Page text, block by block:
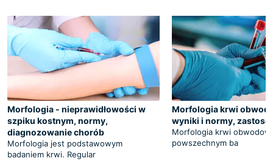
Morfologia - nieprawidłowości w
szpiku kostnym, normy,
diagnozowanie chorób
Morfologia jest podstawowym
badaniem krwi. Regular
Morfologia krwi
wyniki i normy,
Morfologia krwi
powszechnym ba